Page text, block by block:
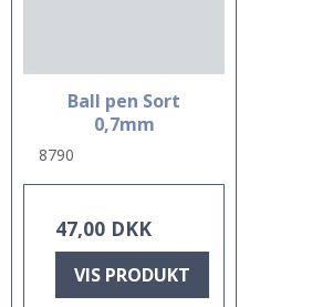
Ball pen Sort
0,7mm
8790
47,00 DKK
VIS PRODUKT